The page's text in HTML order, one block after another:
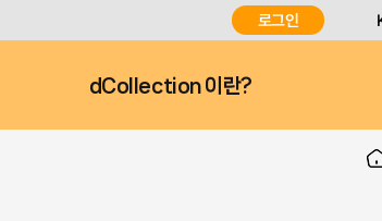
로그인
dCollection 이란?